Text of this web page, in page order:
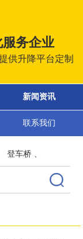
务企业
供升降平台定制
新闻资讯
联系我们
登车桥